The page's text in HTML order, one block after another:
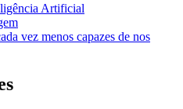
Artificial
vez menos capazes de nos